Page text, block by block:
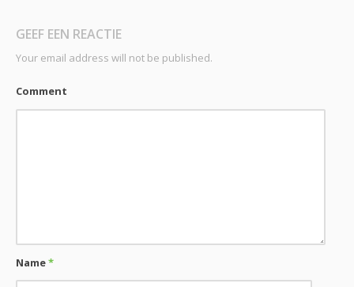
GEEF EEN REACTIE
Your email address will not be published.
Comment
Name*